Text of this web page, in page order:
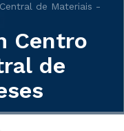
de Materiais -
Centro
de